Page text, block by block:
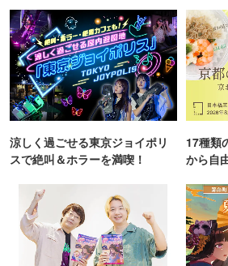
涼しく過ごせる東京ジョイポリ
スで絶叫＆ホラーを満喫！
17種類
から自